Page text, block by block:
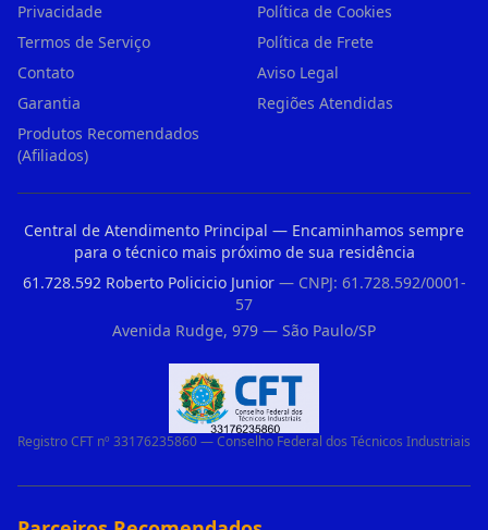
Privacidade
Política de Cookies
Termos de Serviço
Política de Frete
Contato
Aviso Legal
Garantia
Regiões Atendidas
Produtos Recomendados
(Afiliados)
Central de Atendimento Principal — Encaminhamos sempre
para o técnico mais próximo de sua residência
61.728.592 Roberto Policicio Junior— CNPJ: 61.728.592/0001-
57
Avenida Rudge, 979 — São Paulo/SP
Registro CFT nº 33176235860 — Conselho Federal dos Técnicos Industriais